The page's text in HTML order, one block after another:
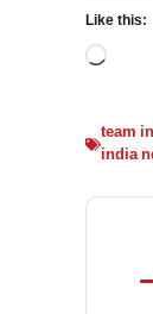
Like this:
team
india